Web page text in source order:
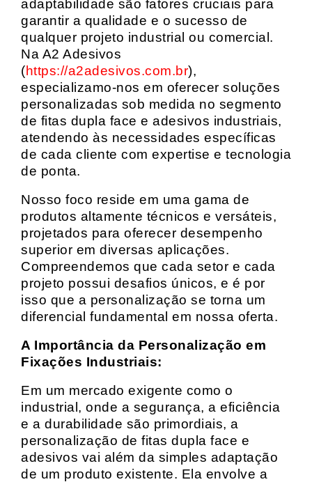
adaptabilidade são fatores cruciais para
garantir a qualidade e o sucesso de
qualquer projeto industrial ou comercial.
Na A2 Adesivos
(https://a2adesivos.com.br),
especializamo-nos em oferecer soluções
personalizadas sob medida no segmento
de fitas dupla face e adesivos industriais,
atendendo às necessidades específicas
de cada cliente com expertise e tecnologia
de ponta.
Nosso foco reside em uma gama de
produtos altamente técnicos e versáteis,
projetados para oferecer desempenho
superior em diversas aplicações.
Compreendemos que cada setor e cada
projeto possui desafios únicos, e é por
isso que a personalização se torna um
diferencial fundamental em nossa oferta.
A Importância da Personalização em
Fixações Industriais:
Em um mercado exigente como o
industrial, onde a segurança, a eficiência
e a durabilidade são primordiais, a
personalização de fitas dupla face e
adesivos vai além da simples adaptação
de um produto existente. Ela envolve a